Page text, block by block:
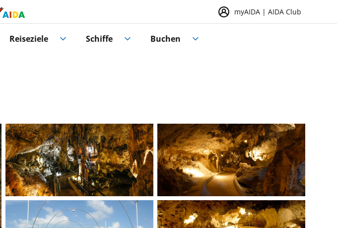
myAIDA | AIDA Club
Reiseziele Schiffe Buchen